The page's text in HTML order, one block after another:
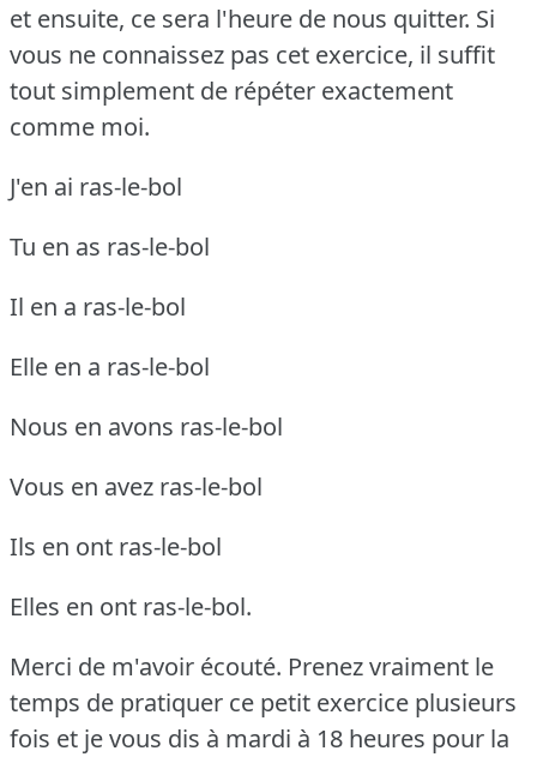
et ensuite, ce sera l'heure de nous quitter. Si
vous ne connaissez pas cet exercice, il suffit
tout simplement de répéter exactement
comme moi.
J'en ai ras-le-bol
Tu en as ras-le-bol
Il en a ras-le-bol
Elle en a ras-le-bol
Nous en avons ras-le-bol
Vous en avez ras-le-bol
Ils en ont ras-le-bol
Elles en ont ras-le-bol.
Merci de m'avoir écouté. Prenez vraiment le
temps de pratiquer ce petit exercice plusieurs
fois et je vous dis à mardi à 18 heures pour la